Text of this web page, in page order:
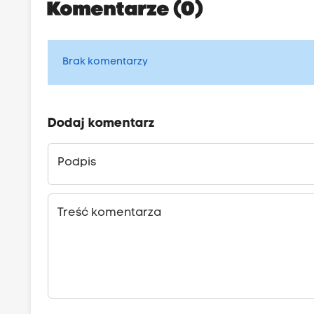
Komentarze (0)
Brak komentarzy
Dodaj komentarz
Podpis
Treść komentarza